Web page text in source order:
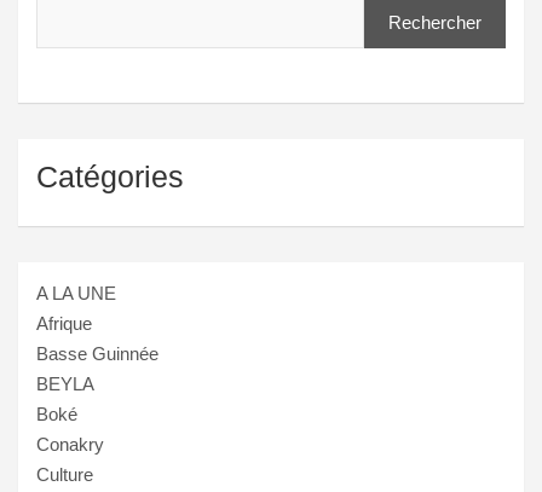
Rechercher
Catégories
A LA UNE
Afrique
Basse Guinnée
BEYLA
Boké
Conakry
Culture